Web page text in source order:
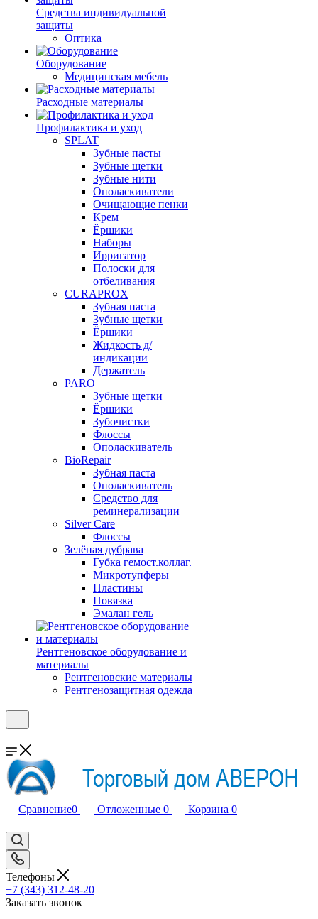
Средства индивидуальной
защиты
Оптика
Оборудование
Медицинская мебель
Расходные материалы
Профилактика и уход
SPLAT
Зубные пасты
Зубные щетки
Зубные нити
Ополаскиватели
Очищающие пенки
Крем
Ёршики
Наборы
Ирригатор
Полоски для
отбеливания
CURAPROX
Зубная паста
Зубные щетки
Ёршики
Жидкость д/
индикации
Держатель
PARO
Зубные щетки
Ёршики
Зубочистки
Флоссы
Ополаскиватель
BioRepair
Зубная паста
Ополаскиватель
Средство для
реминерализации
Silver Care
Флоссы
Зелёная дубрава
Губка гемост.коллаг.
Микротупферы
Пластины
Повязка
Эмалан гель
Рентгеновское оборудование и
материалы
Рентгеновские материалы
Рентгенозащитная одежда
Сравнение0 Отложенные 0 Корзина 0
Телефоны
+7 (343) 312-48-20
Заказать звонок